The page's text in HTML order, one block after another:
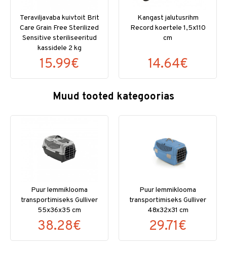
Teraviljavaba kuivtoit Brit
Care Grain Free Sterilized
Sensitive steriliseeritud
kassidele 2 kg
15.99€
Kangast jalutusrihm
Record koertele 1,5x110
cm
14.64€
Muud tooted kategoorias
Puur lemmiklooma
transportimiseks Gulliver
55x36x35 cm
38.28€
Puur lemmiklooma
transportimiseks Gulliver
48x32x31 cm
29.71€